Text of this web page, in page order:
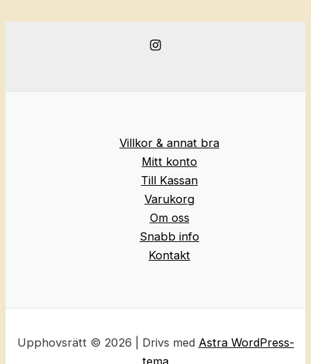
Villkor & annat bra
Mitt konto
Till Kassan
Varukorg
Om oss
Snabb info
Kontakt
Upphovsrätt © 2026 | Drivs med Astra WordPress-